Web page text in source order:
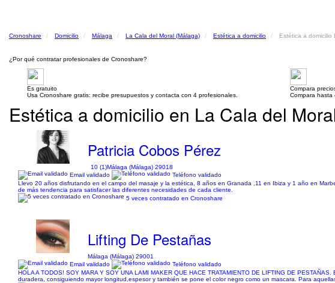
Cronoshare Domicilio Málaga La Cala del Moral (Málaga) Estética a domicilio Estética a domicilio
¿Por qué contratar profesionales de Cronoshare?
Es gratuito
Usa Cronoshare gratis: recibe presupuestos y contacta con 4 profesionales.
Compara
Compara hasta
Estética a domicilio en La Cala del
Patricia Cobos Pérez
10 (1)Málaga (Málaga) 29018
Email validado
Teléfono validado
Llevo 20 años disfrutando en el campo del masaje y la estética, 8 años en Granada ,11 en Ibiza y 1 año en
de más tendencia para satisfacer las diferentes necesidades de cada cliente.
5 veces contratado en Cronoshare
Lifting De Pestañas
Málaga (Málaga) 29001
Email validado
Teléfono validado
HOLA A TODOS! SOY MARA Y SOY UNA LAMI MAKER QUE HACE TRATAMIENTO DE LIFTING DE
duradera, consiguiendo mayor longitud,espesor y también se pone el color negro como un mascara. Para